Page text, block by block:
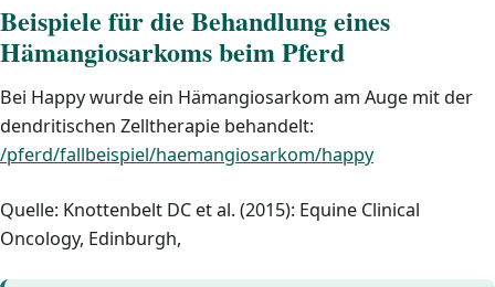
Beispiele für die Behandlung eines
Hämangiosarkoms beim Pferd
Bei Happy wurde ein Hämangiosarkom am Auge mit der
dendritischen Zelltherapie behandelt:
/pferd/fallbeispiel/haemangiosarkom/happy
Quelle: Knottenbelt DC et al. (2015): Equine Clinical
Oncology, Edinburgh,